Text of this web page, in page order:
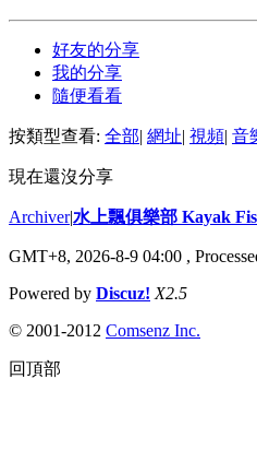
好友的分享
我的分享
隨便看看
按類型查看: 全部| 網址| 視頻| 音
現在還沒分享
Archiver|水上飄俱樂部 Kayak
GMT+8, 2026-8-9 04:00 ,
Powered by Discuz! X2.5
© 2001-2012 Comsenz Inc.
回頂部